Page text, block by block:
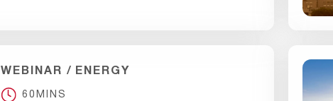
WEBINAR ENERGY
60MINS